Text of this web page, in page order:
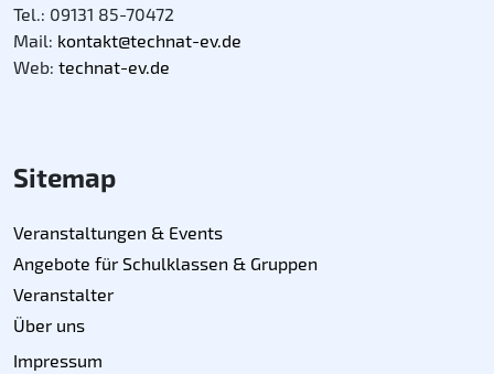
Tel.: 09131 85-70472
Mail: kontakt@technat-ev.de
Web: technat-ev.de
Sitemap
Veranstaltungen & Events
Angebote für Schulklassen & Gruppen
Veranstalter
Über uns
Impressum